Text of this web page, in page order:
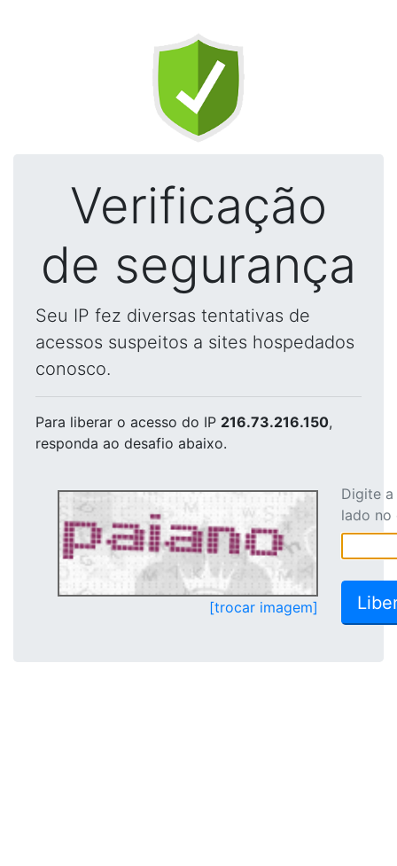
Verificação
de segurança
Seu IP fez diversas tentativas de
acessos suspeitos a sites hospedados
conosco.
Para liberar o acesso do IP 216.73.216.150,
responda ao desafio abaixo.
[trocar imagem]
Digite
lado no